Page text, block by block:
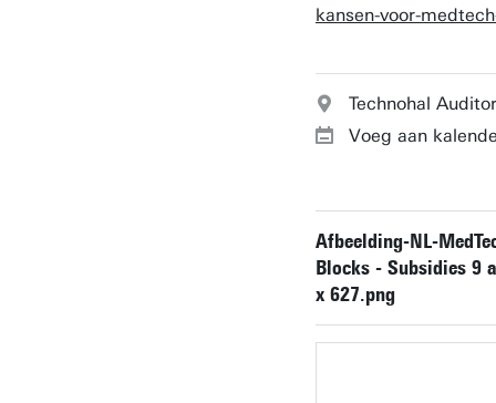
kansen-voor-
Technohal
Voeg aan
Afbeelding-NL-
Blocks - Subsidies 9
x 627.png